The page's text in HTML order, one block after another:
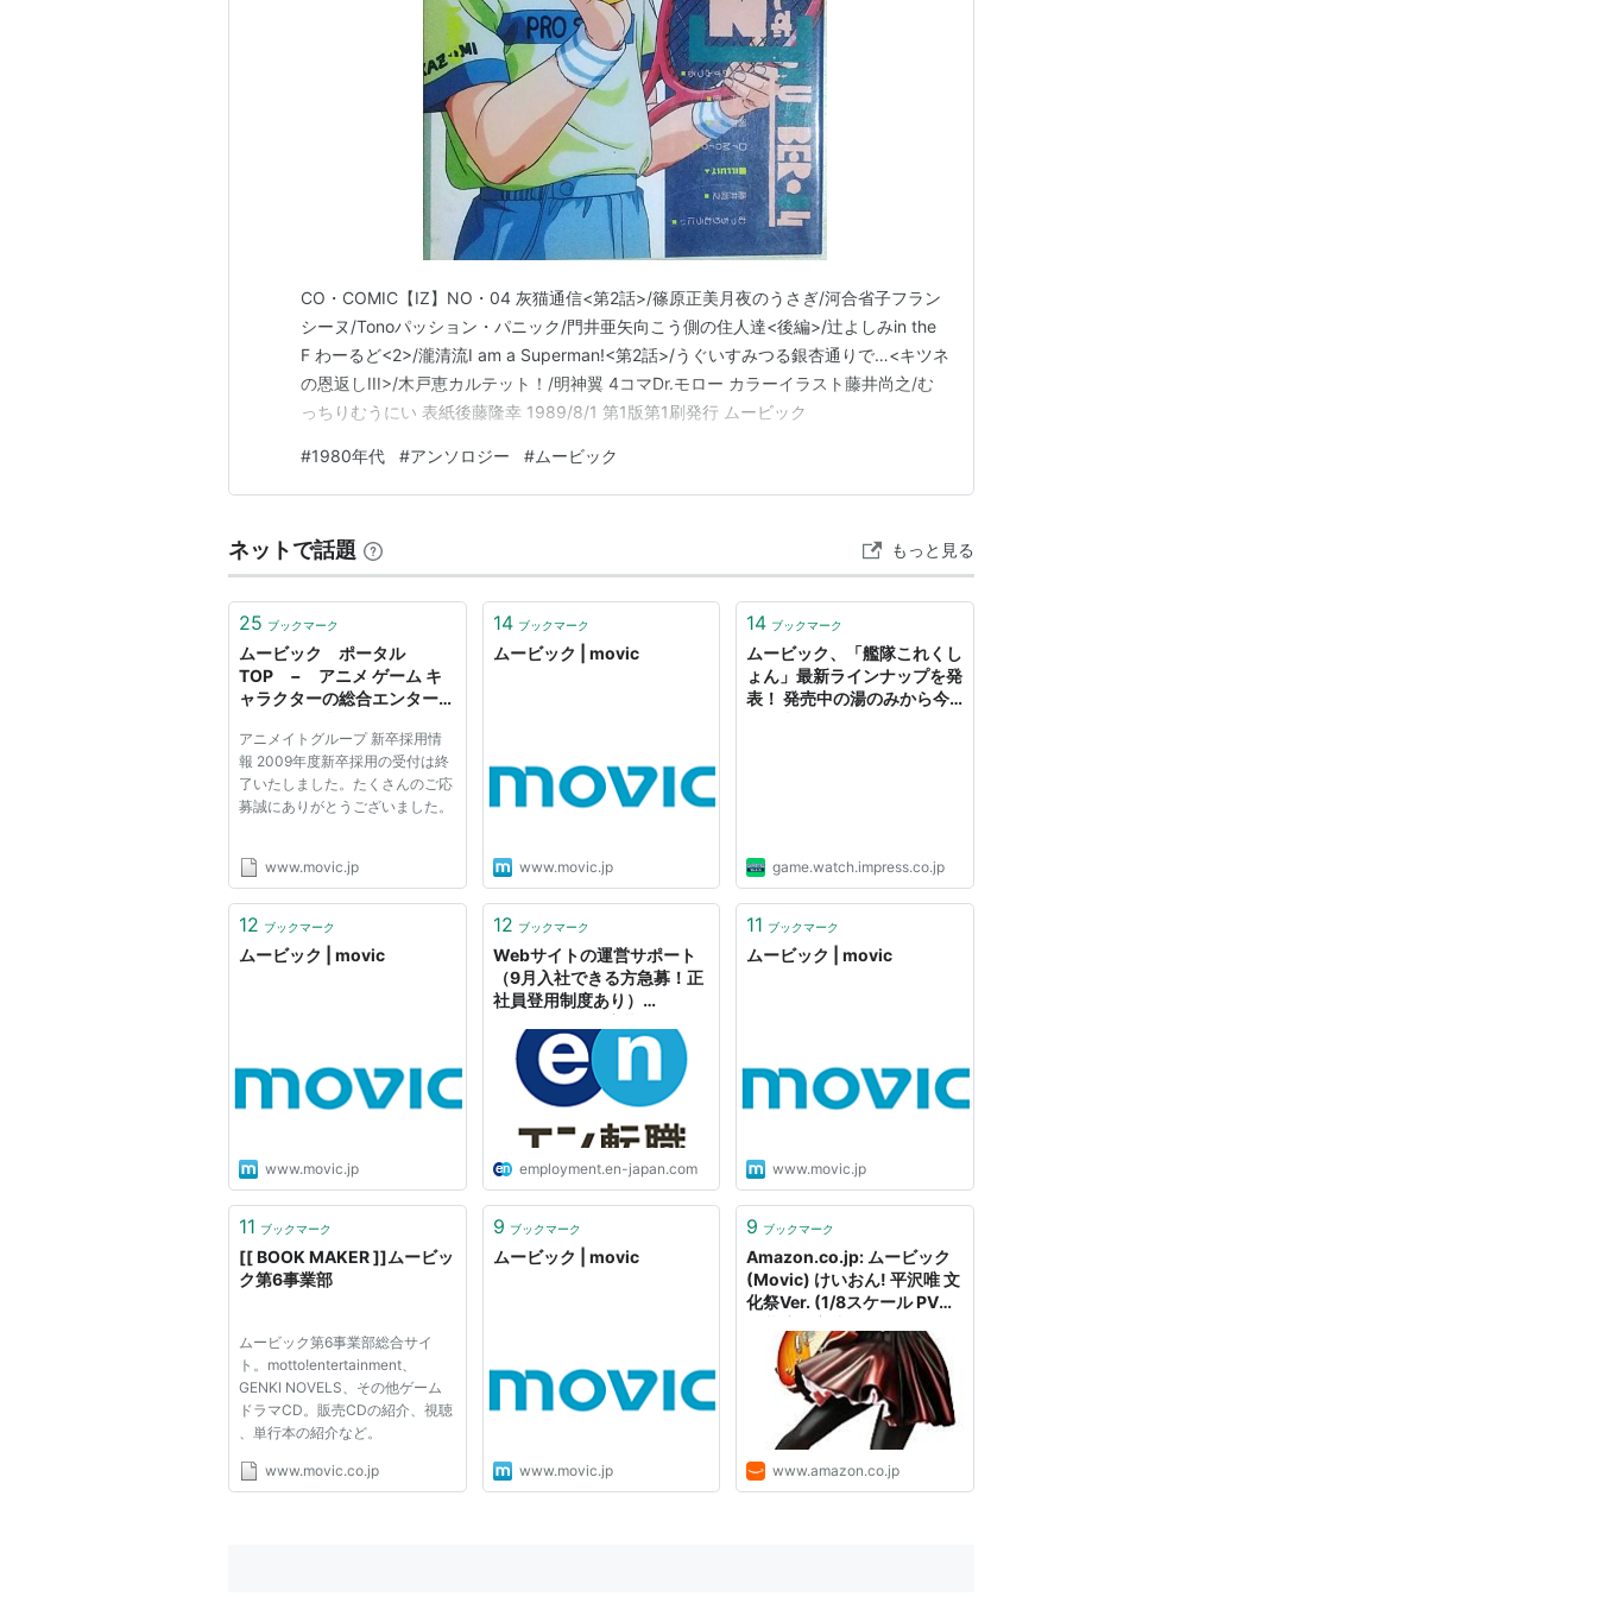
CO・COMIC【IZ】NO・04 灰猫通信<第2話>/篠原正美月夜のうさぎ/河合省子フラン
シーヌ/Tonoパッション・パニック/門井亜矢向こう側の住人達<後編>/辻よしみin the
F わーるど<2>/瀧清流I am a Superman!<第2話>/うぐいすみつる銀杏通りで…<キツネ
の恩返しIII>/木戸恵カルテット！/明神翼 4コマDr.モロー カラーイラスト藤井尚之/む
っちりむうにい 表紙後藤隆幸 1989/8/1 第1版第1刷発行 ムービック
#1980年代 #アンソロジー #ムービック
ネットで話題 もっと見る
25 ブックマーク
ムービック ポータル
TOP − アニメ ゲーム キ
ャラクターの総合エンターテ
アニメイトグループ 新卒採用情
報 2009年度新卒採用の受付は終
了いたしました。たくさんのご応
募誠にありがとうございました。
www.movic.jp
14 ブックマーク
ムービック | movic
www.movic.jp
14 ブックマーク
ムービック、「艦隊これくし
ょん」最新ラインナップを発
表！ 発売中の湯のみから今
game.watch.impress.co.jp
12 ブックマーク
ムービック | movic
www.movic.jp
12 ブックマーク
Webサイトの運営サポート
（9月入社できる方急募！正
社員登用制度あり）
未経験者歓迎！第二新卒者歓
迎！＞■PCスキル（簡単な
Wor… 雇用形態：契約社
員）｜株式会社ムービックの
転職・求人情報｜エン転職
employment.en-japan.com
11 ブックマーク
ムービック | movic
www.movic.jp
11 ブックマーク
[[ BOOK MAKER ]]ムービッ
ク第6事業部
ムービック第6事業部総合サイ
ト。motto!entertainment、
GENKI NOVELS、その他ゲーム
ドラマCD。販売CDの紹介、視聴
、単行本の紹介など。
www.movic.co.jp
9 ブックマーク
ムービック | movic
www.movic.jp
9 ブックマーク
Amazon.co.jp: ムービック
(Movic) けいおん! 平沢唯 文
化祭Ver. (1/8スケール PVC
Hirasawa - K-On! フィギュ
ア: Toy
www.amazon.co.jp